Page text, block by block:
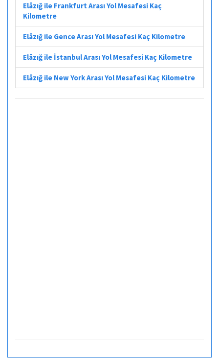
Elâzığ ile Frankfurt Arası Yol Mesafesi Kaç
Kilometre
Elâzığ ile Gence Arası Yol Mesafesi Kaç Kilometre
Elâzığ ile İstanbul Arası Yol Mesafesi Kaç Kilometre
Elâzığ ile New York Arası Yol Mesafesi Kaç Kilometre